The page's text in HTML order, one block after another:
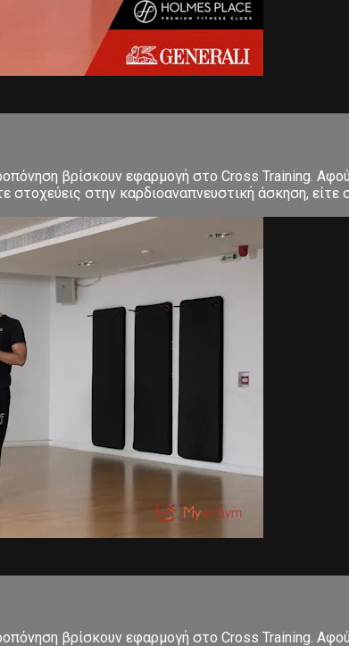
βρίσκουν εφαρμογή στο Cross Training.
στην καρδιοαναπνευστική άσκηση, είτε
βρίσκουν εφαρμογή στο Cross Training.